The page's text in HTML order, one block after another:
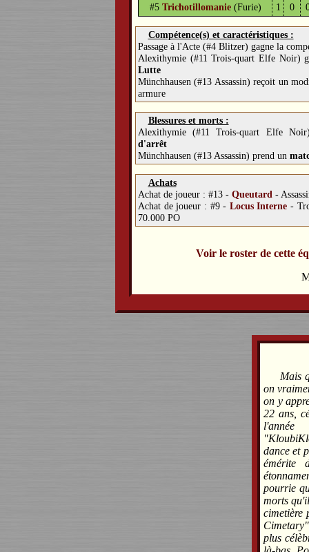
#5 Trichotillomanie (Furie) 1 0
Compétence(s) et caractéristiques :
Passage à l'Acte (#4 Blitzer) gagne la
Alexithymie (#11 Trois-quart Elfe Noir)
Lutte
Münchhausen (#13 Assassin) reçoit un
armure
Blessures et morts :
Alexithymie (#11 Trois-quart Elfe
d'arrêt
Münchhausen (#13 Assassin) prend un
Achats
Achat de joueur :#13 -Queutard -
Achat de joueur : #9 - Locus Interne -
70.000 PO
Voir le roster de cette
Mais
on
on y
22 ans,
l'année
dance et
émérite
pourrie
morts
cimetière
plus